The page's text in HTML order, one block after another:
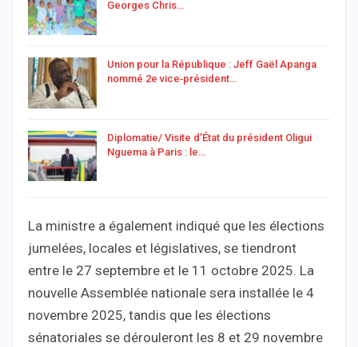
Georges Chris…
Union pour la République : Jeff Gaël Apanga
nommé 2e vice‑président…
Diplomatie/ Visite d’État du président Oligui
Nguema à Paris : le…
La ministre a également indiqué que les élections
jumelées, locales et législatives, se tiendront
entre le 27 septembre et le 11 octobre 2025. La
nouvelle Assemblée nationale sera installée le 4
novembre 2025, tandis que les élections
sénatoriales se dérouleront les 8 et 29 novembre